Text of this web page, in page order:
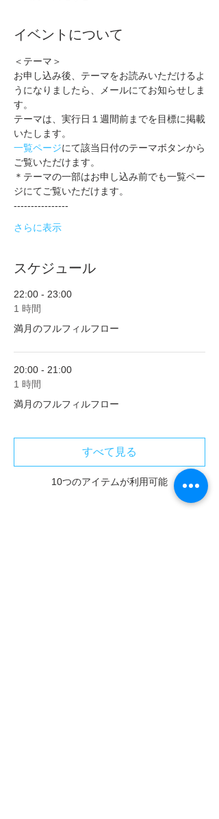
イベントについて
＜テーマ＞
お申し込み後、テーマをお読みいただけるよ
うになりましたら、メールにてお知らせしま
す。
テーマは、実行日１週間前までを目標に掲載
いたします。
一覧ページにて該当日付のテーマボタンから
ご覧いただけます。
＊テーマの一部はお申し込み前でも一覧ペー
ジにてご覧いただけます。
----------------
さらに表示
スケジュール
22:00 - 23:00
1 時間
満月のフルフィルフロー
20:00 - 21:00
1 時間
満月のフルフィルフロー
10つのアイテムが利用可能
すべて見る